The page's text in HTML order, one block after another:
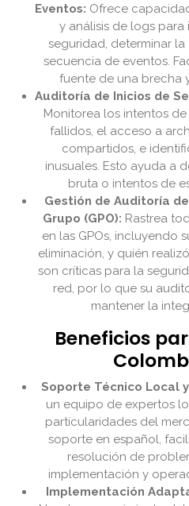
Eventos: Ofrece
y análisis de logs
seguridad, determinar
secuencia de eventos.
fuente de una brecha
Auditoría de Inicios de
Monitorea los intentos
fallidos, el acceso a
compartidos, e
inusuales. Esto ayuda a
bruta o intentos de
Gestión de Auditoría
Grupo (GPO): Rastrea
en las GPOs, incluyendo
eliminación, y quién
son críticas para la
red, por lo que su
mantener la
Beneficios
Soporte Técnico Local
un equipo de expertos
particularidades del
soporte en español,
resolución de
implementación y
Implementación